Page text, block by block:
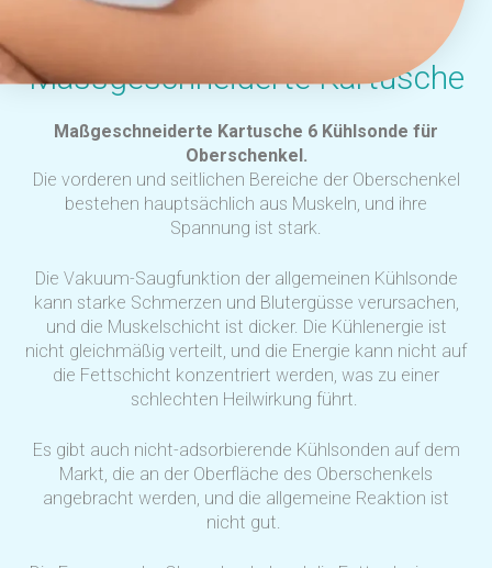
Massgeschneiderte Kartusche
Maßgeschneiderte Kartusche 6 Kühlsonde für
Oberschenkel.
Die vorderen und seitlichen Bereiche der Oberschenkel
bestehen hauptsächlich aus Muskeln, und ihre
Spannung ist stark.
Die Vakuum-Saugfunktion der allgemeinen Kühlsonde
kann starke Schmerzen und Blutergüsse verursachen,
und die Muskelschicht ist dicker. Die Kühlenergie ist
nicht gleichmäßig verteilt, und die Energie kann nicht auf
die Fettschicht konzentriert werden, was zu einer
schlechten Heilwirkung führt.
Es gibt auch nicht-adsorbierende Kühlsonden auf dem
Markt, die an der Oberfläche des Oberschenkels
angebracht werden, und die allgemeine Reaktion ist
nicht gut.